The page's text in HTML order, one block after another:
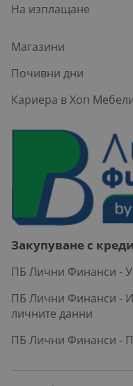
На изплащане
Магазини
Почивни дни
Кариера в Хоп
Закупуване с
ПБ Лични Финанси -
ПБ Лични Финанси -
личните данни
ПБ Лични Финанси -